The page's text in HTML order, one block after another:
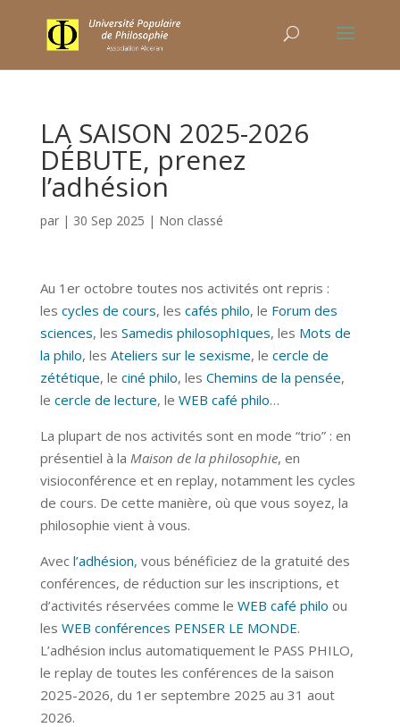
LA SAISON 2025-2026
DÉBUTE, prenez
l’adhésion
par | 30 Sep 2025 | Non classé
Au 1er octobre toutes nos activités ont repris :
les cycles de cours, les cafés philo, le Forum des
sciences, les Samedis philosophIques, les Mots de
la philo, les Ateliers sur le sexisme, le cercle de
zététique, le ciné philo, les Chemins de la pensée,
le cercle de lecture, le WEB café philo…
La plupart de nos activités sont en mode “trio” : en
présentiel à la Maison de la philosophie, en
visioconférence et en replay, notamment les cycles
de cours. De cette manière, où que vous soyez, la
philosophie vient à vous.
Avec l’adhésion, vous bénéficiez de la gratuité des
conférences, de réduction sur les inscriptions, et
d’activités réservées comme le WEB café philo ou
les WEB conférences PENSER LE MONDE.
L’adhésion inclus automatiquement le PASS PHILO,
le replay de toutes les conférences de la saison
2025-2026, du 1er septembre 2025 au 31 aout
2026.